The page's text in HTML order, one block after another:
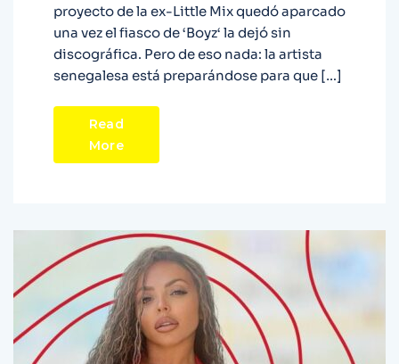
proyecto de la ex-Little Mix quedó aparcado
una vez el fiasco de ‘Boyz‘ la dejó sin
discográfica. Pero de eso nada: la artista
senegalesa está preparándose para que […]
Read
More